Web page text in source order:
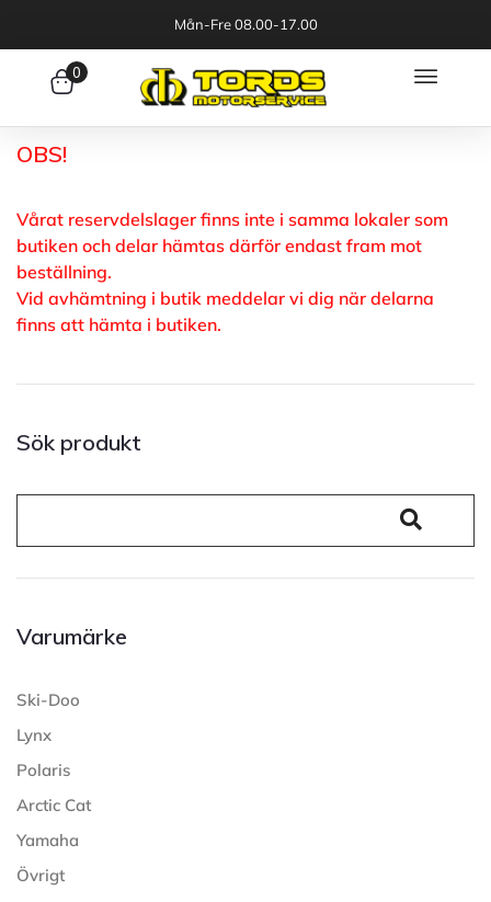
Mån-Fre 08.00-17.00
0
OBS!
Vårat reservdelslager finns inte i samma lokaler som
butiken och delar hämtas därför endast fram mot
beställning.
Vid avhämtning i butik meddelar vi dig när delarna
finns att hämta i butiken.
Sök produkt
Varumärke
Ski-Doo
Lynx
Polaris
Arctic Cat
Yamaha
Övrigt